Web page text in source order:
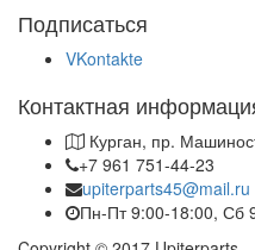
Подписаться
VKontakte
Контактная
Курган, пр.
+7 961 751-44-23
upiterparts45@mail.ru
Пн-Пт 9:00-18:00, Сб